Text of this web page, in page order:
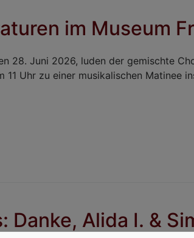
im Museum
28. Juni 2026, luden der gemischte
11 Uhr zu einer musikalischen Matinee
Alida I. &